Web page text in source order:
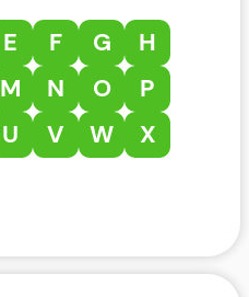
E F G
H
M N O
P
U V W
X